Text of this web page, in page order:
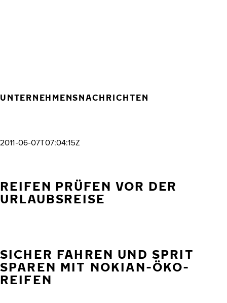
UNTERNEHMENSNACHRICHTEN
2011-06-07T07:04:15Z
REIFEN PRÜFEN VOR DER
URLAUBSREISE
SICHER FAHREN UND SPRIT
SPAREN MIT NOKIAN-ÖKO-
REIFEN